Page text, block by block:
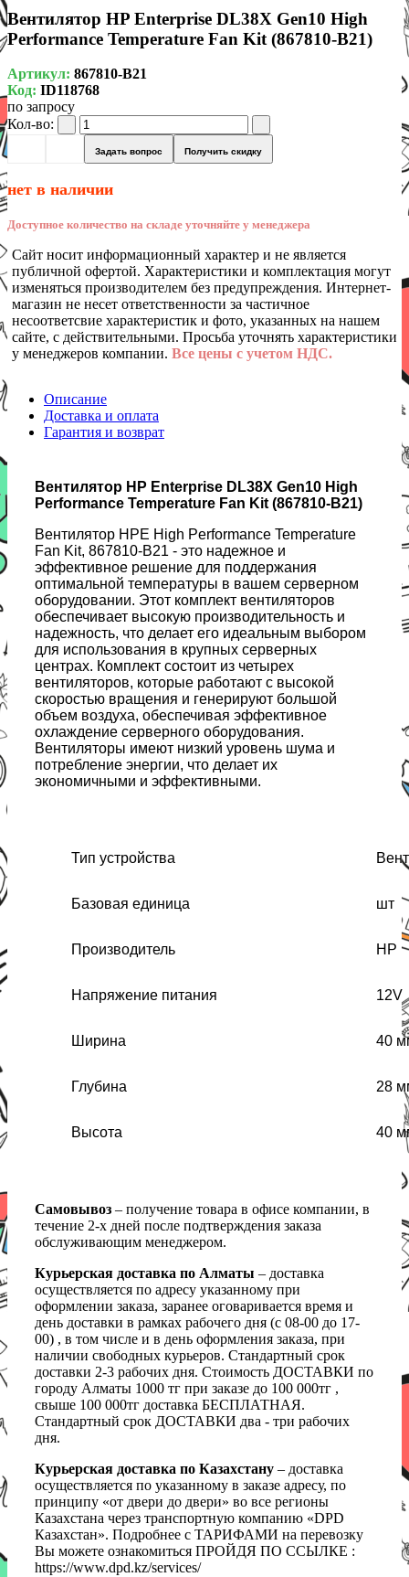
Вентилятор HP Enterprise DL38X Gen10 High
Performance Temperature Fan Kit (867810-B21)
Артикул: 867810-B21
Код: ID118768
по запросу
Кол-во:
Задать вопрос Получить скидку
нет в наличии
Доступное количество на складе уточняйте у менеджера
Сайт носит информационный характер и не является
публичной офертой. Характеристики и комплектация могут
изменяться производителем без предупреждения. Интернет-
магазин не несет ответственности за частичное
несоответсвие характеристик и фото, указанных на нашем
сайте, с действительными. Просьба уточнять характеристики
у менеджеров компании. Все цены с учетом НДС.
Описание
Доставка и оплата
Гарантия и возврат
Вентилятор HP Enterprise DL38X Gen10 High
Performance Temperature Fan Kit (867810-B21)
Вентилятор HPE High Performance Temperature
Fan Kit, 867810-B21 - это надежное и
эффективное решение для поддержания
оптимальной температуры в вашем серверном
оборудовании. Этот комплект вентиляторов
обеспечивает высокую производительность и
надежность, что делает его идеальным выбором
для использования в крупных серверных
центрах. Комплект состоит из четырех
вентиляторов, которые работают с высокой
скоростью вращения и генерируют большой
объем воздуха, обеспечивая эффективное
охлаждение серверного оборудования.
Вентиляторы имеют низкий уровень шума и
потребление энергии, что делает их
экономичными и эффективными.
Тип устройства
Базовая единица шт
Производитель HP
Напряжение питания 12V
Ширина 40
Глубина 28
Высота 40
Самовывоз – получение товара в офисе компании, в
течение 2-х дней после подтверждения заказа
обслуживающим менеджером.
Курьерская доставка по Алматы – доставка
осуществляется по адресу указанному при
оформлении заказа, заранее оговаривается время и
день доставки в рамках рабочего дня (с 08-00 до 17-
00) , в том числе и в день оформления заказа, при
наличии свободных курьеров. Стандартный срок
доставки 2-3 рабочих дня. Стоимость ДОСТАВКИ по
городу Алматы 1000 тг при заказе до 100 000тг ,
свыше 100 000тг доставка БЕСПЛАТНАЯ.
Стандартный срок ДОСТАВКИ два - три рабочих
дня.
Курьерская доставка по Казахстану – доставка
осуществляется по указанному в заказе адресу, по
принципу «от двери до двери» во все регионы
Казахстана через транспортную компанию «DPD
Казахстан». Подробнее с ТАРИФАМИ на перевозку
Вы можете ознакомиться ПРОЙДЯ ПО ССЫЛКЕ :
https://www.dpd.kz/services/